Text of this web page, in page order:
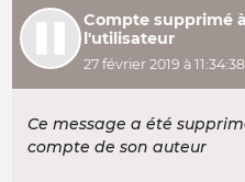
Compte supprimé
l'utilisateur
27 février 2019 à 11:34:38
Ce message a été
compte de son auteur